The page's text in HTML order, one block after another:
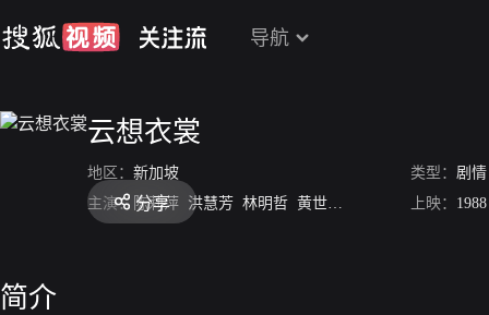
导航
云想衣裳
地区： 新加坡 类型： 剧情
主演： 陈莉萍 洪慧芳 林明哲 黄世南 上映： 1988
分享
简介